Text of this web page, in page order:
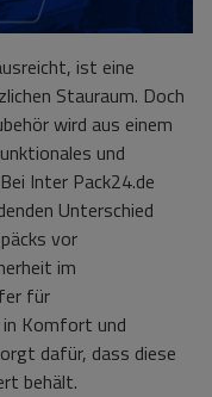
ist eine
Stauraum. Doch
wird aus einem
und
Inter Pack24.de
Unterschied
vor
im
für
Komfort und
dafür, dass diese
behält.